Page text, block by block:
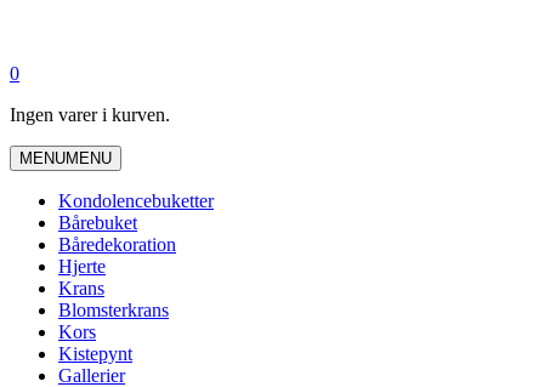
0
Ingen varer i kurven.
MENUMENU
Kondolencebuketter
Bårebuket
Båredekoration
Hjerte
Krans
Blomsterkrans
Kors
Kistepynt
Gallerier